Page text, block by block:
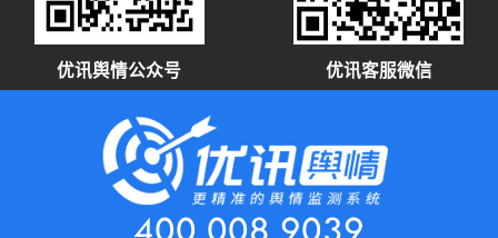
优讯舆情公众号 优讯客服微信